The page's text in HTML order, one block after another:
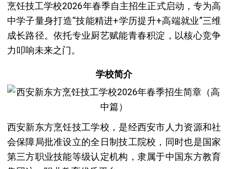
烹饪技工学校2026年春季自主招生正式启动，专为高
中学子量身打造“技能精进+学历提升+高端就业”三维
成长路径。依托专业厨艺赋能青春积淀，以核心竞争
力叩响未来之门。
学校简介
西安新东方烹饪技工学校，是经西安市人力资源和社
会保障局批准设立的全日制技工院校，同时也是国家
第三方职业技能等级认定机构，隶属于中国东方教育